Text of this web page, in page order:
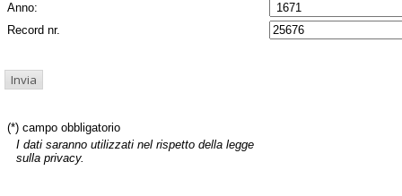
Anno:
Record nr.
(*) campo obbligatorio
I dati saranno utilizzati nel rispetto della legge
sulla privacy.